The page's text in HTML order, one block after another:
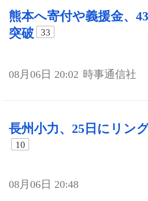
熊本へ寄付や義援金、
突破
33
08月06日 20:02 時事通信社
長州小力、25日にリン
10
08月06日 20:48